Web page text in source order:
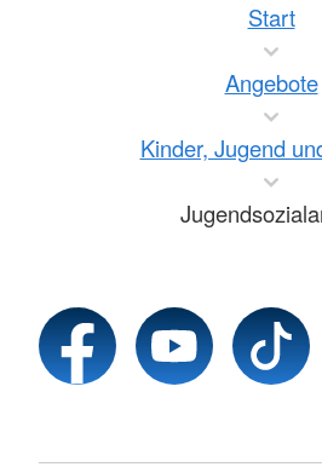
Start
Angebote
Kinder, Jugend